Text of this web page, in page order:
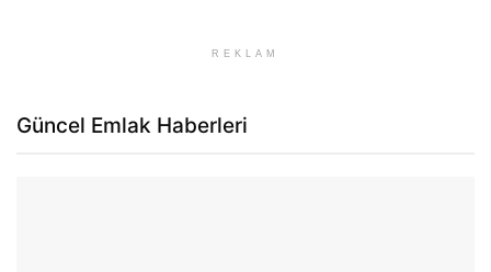
REKLAM
Güncel Emlak Haberleri